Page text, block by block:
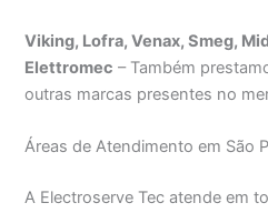
Viking, Lofra, Venax, Smeg,
Elettromec – Também
outras marcas presentes no
Áreas de Atendimento em São
A Electroserve Tec atende em